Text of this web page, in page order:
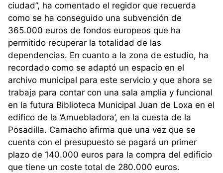
ciudad”, ha comentado el regidor que recuerda
como se ha conseguido una subvención de
365.000 euros de fondos europeos que ha
permitido recuperar la totalidad de las
dependencias. En cuanto a la zona de estudio, ha
recordado como se adaptó un espacio en el
archivo municipal para este servicio y que ahora se
trabaja para contar con una sala amplia y funcional
en la futura Biblioteca Municipal Juan de Loxa en el
edifico de la ‘Amuebladora’, en la cuesta de la
Posadilla. Camacho afirma que una vez que se
cuenta con el presupuesto se pagará un primer
plazo de 140.000 euros para la compra del edificio
que tiene un coste total de 280.000 euros.